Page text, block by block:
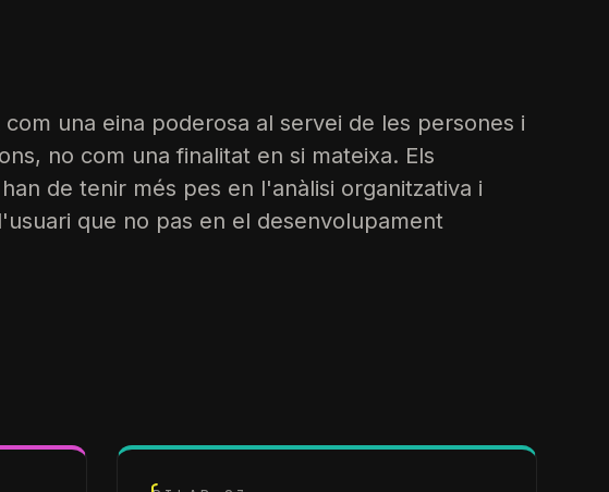
una eina poderosa al servei de les persones i
no com una finalitat en si mateixa. Els
de tenir més pes en l'anàlisi organitzativa i
que no pas en el desenvolupament